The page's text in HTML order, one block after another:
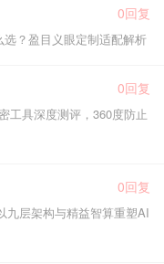
0回复
？盈目义眼定制适配解析
0回复
工具深度测评，360度防止
0回复
九层架构与精益智算重塑AI